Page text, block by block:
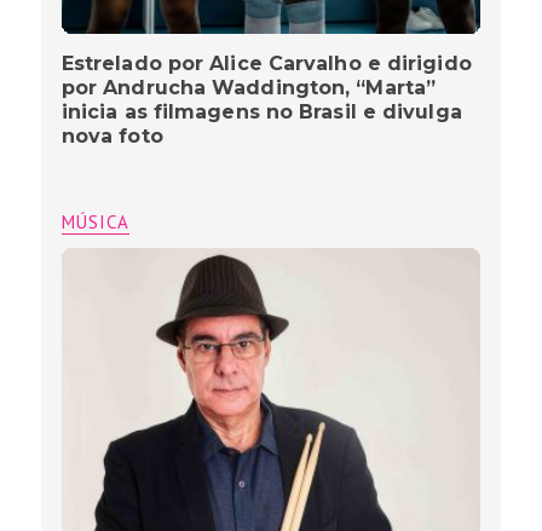
Estrelado por Alice Carvalho e dirigido
por Andrucha Waddington, “Marta”
inicia as filmagens no Brasil e divulga
nova foto
MÚSICA